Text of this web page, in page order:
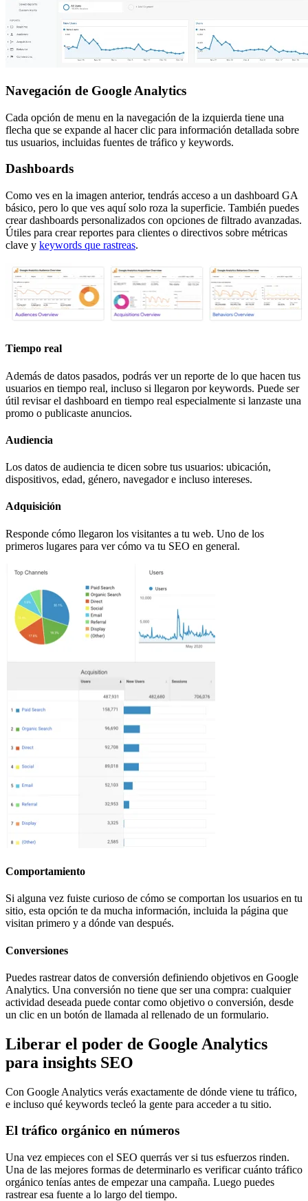
Navegación de Google Analytics
Cada opción de menu en la navegación de la izquierda tiene una
flecha que se expande al hacer clic para información detallada sobre
tus usuarios, incluidas fuentes de tráfico y keywords.
Dashboards
Como ves en la imagen anterior, tendrás acceso a un dashboard GA
básico, pero lo que ves aquí solo roza la superficie. También puedes
crear dashboards personalizados con opciones de filtrado avanzadas.
Útiles para crear reportes para clientes o directivos sobre métricas
clave y keywords que rastreas.
Tiempo real
Además de datos pasados, podrás ver un reporte de lo que hacen tus
usuarios en tiempo real, incluso si llegaron por keywords. Puede ser
útil revisar el dashboard en tiempo real especialmente si lanzaste una
promo o publicaste anuncios.
Audiencia
Los datos de audiencia te dicen sobre tus usuarios: ubicación,
dispositivos, edad, género, navegador e incluso intereses.
Adquisición
Responde cómo llegaron los visitantes a tu web. Uno de los
primeros lugares para ver cómo va tu SEO en general.
Comportamiento
Si alguna vez fuiste curioso de cómo se comportan los usuarios en tu
sitio, esta opción te da mucha información, incluida la página que
visitan primero y a dónde van después.
Conversiones
Puedes rastrear datos de conversión definiendo objetivos en Google
Analytics. Una conversión no tiene que ser una compra: cualquier
actividad deseada puede contar como objetivo o conversión, desde
un clic en un botón de llamada al rellenado de un formulario.
Liberar el poder de Google Analytics
para insights SEO
Con Google Analytics verás exactamente de dónde viene tu tráfico,
e incluso qué keywords tecleó la gente para acceder a tu sitio.
El tráfico orgánico en números
Una vez empieces con el SEO querrás ver si tus esfuerzos rinden.
Una de las mejores formas de determinarlo es verificar cuánto tráfico
orgánico tenías antes de empezar una campaña. Luego puedes
rastrear esa fuente a lo largo del tiempo.